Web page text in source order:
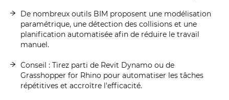
De nombreux outils BIM proposent une modélisation
paramétrique, une détection des collisions et une
planification automatisée afin de réduire le travail
manuel.
Conseil : Tirez parti de Revit Dynamo ou de
Grasshopper for Rhino pour automatiser les tâches
répétitives et accroître l'efficacité.